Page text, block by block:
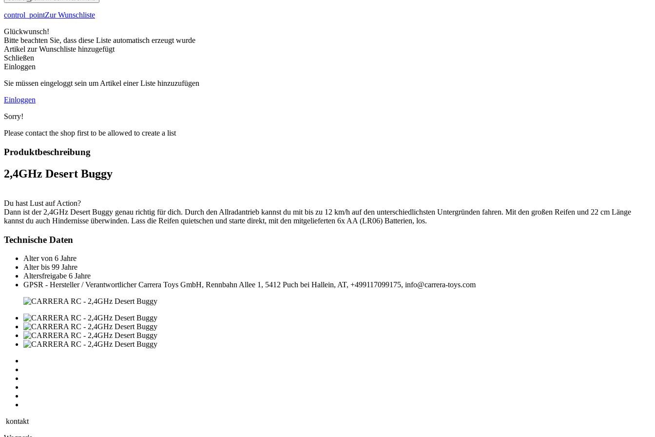
control_pointZur Wunschliste
Glückwunsch!
Bitte beachten Sie, dass diese Liste automatisch erzeugt wurde
Artikel zur Wunschliste hinzugefügt
Schließen
Einloggen
Sie müssen eingeloggt sein um Artikel einer Liste hinzuzufügen
Einloggen
Sorry!
Please contact the shop first to be allowed to create a list
Produktbeschreibung
2,4GHz Desert Buggy
Du hast Lust auf Action?
Dann ist der 2,4GHz Desert Buggy genau richtig für dich. Durch den Allradantrieb kannst du mit bis zu 12 km/h auf den unterschiedlichsten Untergründen fahren. Mit den großen Reifen und 22 cm Länge
kannst du auch Hindernisse überwinden. Lass die Reifen quietschen und starte direkt, mit den mitgelieferten 6x AA (LR06) Batterien, los.
Technische Daten
Alter von 6 Jahre
Alter bis 99 Jahre
Altersfreigabe 6 Jahre
GPSR - Hersteller / Verantwortlicher Carrera Toys GmbH, Rennbahn Allee 1, 5412 Puch bei Hallein, AT, +499117099175, info@carrera-toys.com
kontakt